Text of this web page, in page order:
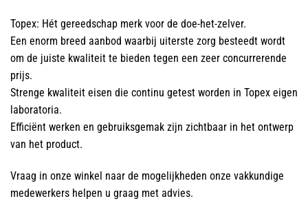
Topex: Hét gereedschap merk voor de doe-het-zelver.
Een enorm breed aanbod waarbij uiterste zorg besteedt wordt
om de juiste kwaliteit te bieden tegen een zeer concurrerende
prijs.
Strenge kwaliteit eisen die continu getest worden in Topex eigen
laboratoria.
Efficiënt werken en gebruiksgemak zijn zichtbaar in het ontwerp
van het product.
Vraag in onze winkel naar de mogelijkheden onze vakkundige
medewerkers helpen u graag met advies.